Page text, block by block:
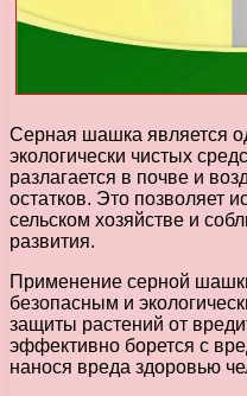
Серная шашка является
экологически чистых
разлагается в почве и
остатков. Это позволяет
сельском хозяйстве и
развития.
Применение серной
безопасным и
защиты растений от
эффективно борется с
нанося вреда здоровью